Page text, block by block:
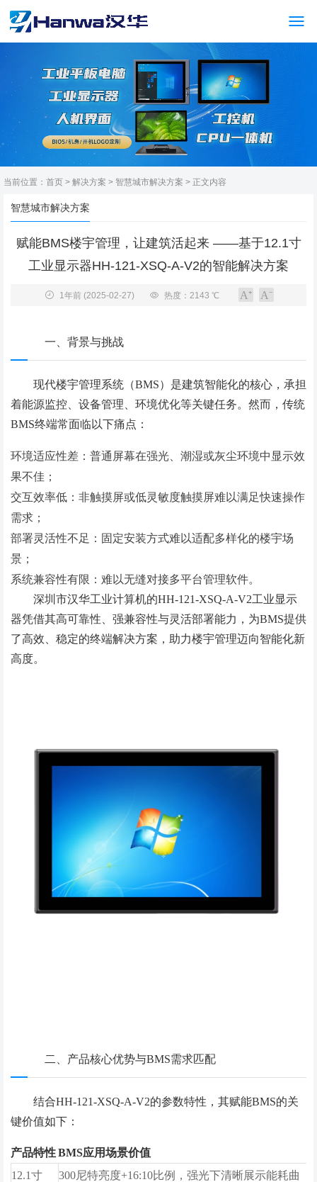
当前位置： 首页 > 解决方案 > 智慧城市解决方案 > 正文内容
智慧城市解决方案
赋能BMS楼宇管理，让建筑活起来 ——基于12.1寸
工业显示器HH-121-XSQ-A-V2的智能解决方案
1年前 (2025-02-27) 热度：2143 ℃
一、背景与挑战
现代楼宇管理系统（BMS）是建筑智能化的核心，承担
着能源监控、设备管理、环境优化等关键任务。然而，传统
BMS终端常面临以下痛点：
环境适应性差：普通屏幕在强光、潮湿或灰尘环境中显示效
果不佳；
交互效率低：非触摸屏或低灵敏度触摸屏难以满足快速操作
需求；
部署灵活性不足：固定安装方式难以适配多样化的楼宇场
景；
系统兼容性有限：难以无缝对接多平台管理软件。
深圳市汉华工业计算机的HH-121-XSQ-A-V2工业显示
器凭借其高可靠性、强兼容性与灵活部署能力，为BMS提供
了高效、稳定的终端解决方案，助力楼宇管理迈向智能化新
高度。
二、产品核心优势与BMS需求匹配
结合HH-121-XSQ-A-V2的参数特性，其赋能BMS的关
键价值如下：
产品特性BMS应用场景价值
12.1寸
300尼特亮度+16:10比例，强光下清晰展示能耗曲